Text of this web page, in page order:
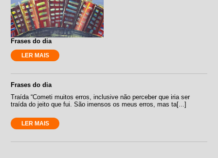
Frases do dia
LER MAIS
Frases do dia
Traída “Cometi muitos erros, inclusive não perceber que iria ser
traída do jeito que fui. São imensos os meus erros, mas ta[...]
LER MAIS